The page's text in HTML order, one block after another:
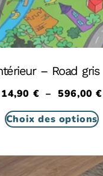
– Road
14,90 € – 596,00€
Choix des options